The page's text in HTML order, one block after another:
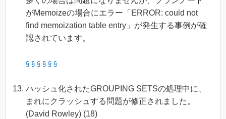
がMemoizeの場合にエラー「ERROR: could not
find memoization table entry」が発生する事例が確
認されています。
§ § § § § §
ハッシュ化されたGROUPING SETSの処理中に、
まれにクラッシュする問題が修正されました。
(David Rowley) (18)